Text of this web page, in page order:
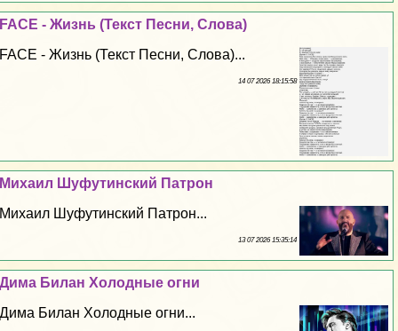
FACE - Жизнь (Текст Песни, Слова)
FACE - Жизнь (Текст Песни, Слова)...
14 07 2026 18:15:58
Михаил Шуфутинский Патрон
Михаил Шуфутинский Патрон...
13 07 2026 15:35:14
Дима Билан Холодные огни
Дима Билан Холодные огни...